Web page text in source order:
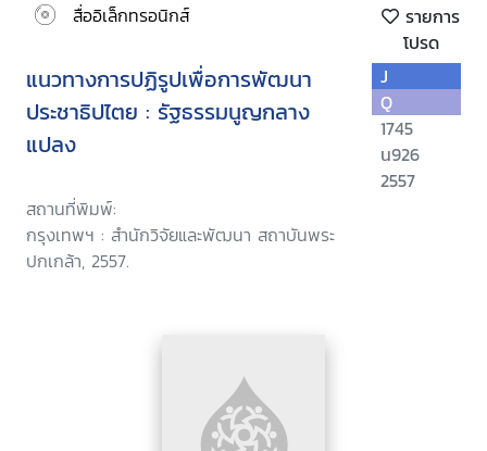
สื่ออิเล็กทรอนิกส์
รายการ
โปรด
แนวทางการปฏิรูปเพื่อการพัฒนา
ประชาธิปไตย : รัฐธรรมนูญกลาง
แปลง
สถานที่พิมพ์:
กรุงเทพฯ : สำนักวิจัยและพัฒนา สถาบันพระ
ปกเกล้า, 2557.
J
Q
1745
น926
2557